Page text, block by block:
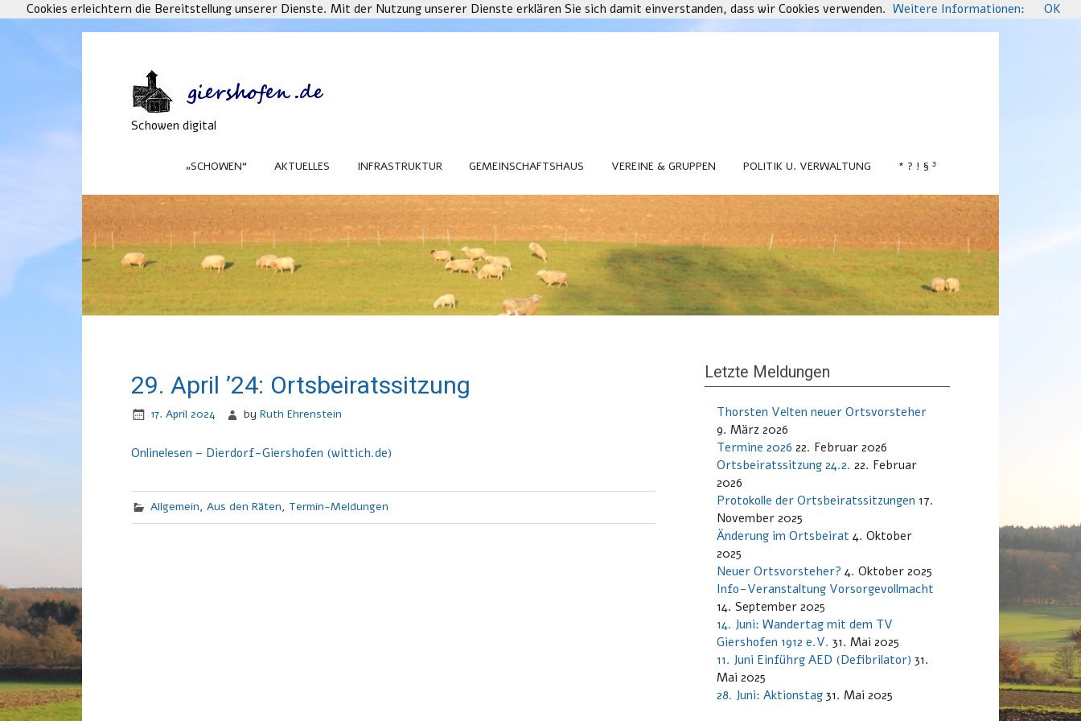
Schowen digital
„SCHOWEN“ AKTUELLES INFRASTRUKTUR GEMEINSCHAFTSHAUS VEREINE & GRUPPEN POLITIK U. VERWALTUNG * ? ! § ³
29. April ’24: Ortsbeiratssitzung
17. April 2024 by Ruth Ehrenstein
Onlinelesen – Dierdorf-Giershofen (wittich.de)
Allgemein, Aus den Räten, Termin-Meldungen
Letzte Meldungen
Thorsten Velten neuer Ortsvorsteher
9. März 2026
Termine 2026 22. Februar 2026
Ortsbeiratssitzung 24.2. 22. Februar
2026
Protokolle der Ortsbeiratssitzungen 17.
November 2025
Änderung im Ortsbeirat 4. Oktober
2025
Neuer Ortsvorsteher? 4. Oktober 2025
Info-Veranstaltung Vorsorgevollmacht
14. September 2025
14. Juni: Wandertag mit dem TV
Giershofen 1912 e.V. 31. Mai 2025
11. Juni Einführg AED (Defibrilator) 31.
Mai 2025
28. Juni: Aktionstag 31. Mai 2025
Cookies erleichtern die Bereitstellung unserer Dienste. Mit der Nutzung unserer Dienste erklären Sie sich damit einverstanden, dass wir Cookies verwenden. Weitere Informationen: OK